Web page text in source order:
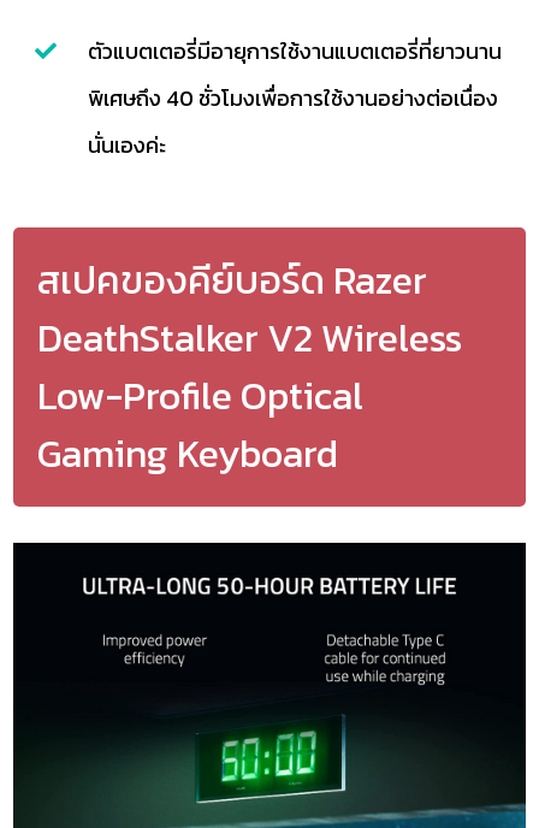
ตัวแบตเตอรี่มีอายุการใช้งานแบตเตอรี่ที่ยาวนาน
พิเศษถึง 40 ชั่วโมงเพื่อการใช้งานอย่างต่อเนื่อง
นั่นเองค่ะ
สเปคของคีย์บอร์ด Razer
DeathStalker V2 Wireless
Low-Profile Optical
Gaming Keyboard